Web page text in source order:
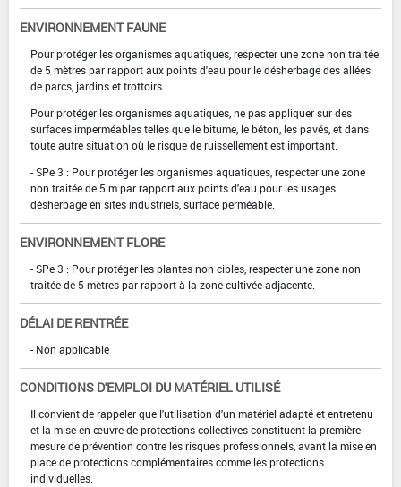
ENVIRONNEMENT FAUNE
Pour protéger les organismes aquatiques, respecter une zone non traitée
de 5 mètres par rapport aux points d'eau pour le désherbage des allées
de parcs, jardins et trottoirs.
Pour protéger les organismes aquatiques, ne pas appliquer sur des
surfaces imperméables telles que le bitume, le béton, les pavés, et dans
toute autre situation où le risque de ruissellement est important.
- SPe 3 : Pour protéger les organismes aquatiques, respecter une zone
non traitée de 5 m par rapport aux points d'eau pour les usages
désherbage en sites industriels, surface perméable.
ENVIRONNEMENT FLORE
- SPe 3 : Pour protéger les plantes non cibles, respecter une zone non
traitée de 5 mètres par rapport à la zone cultivée adjacente.
DÉLAI DE RENTRÉE
- Non applicable
CONDITIONS D'EMPLOI DU MATÉRIEL UTILISÉ
Il convient de rappeler que l'utilisation d'un matériel adapté et entretenu
et la mise en œuvre de protections collectives constituent la première
mesure de prévention contre les risques professionnels, avant la mise en
place de protections complémentaires comme les protections
individuelles.